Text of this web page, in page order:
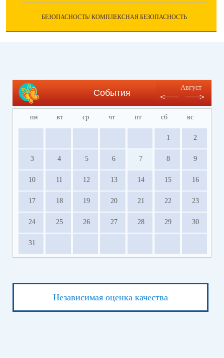
БЕЗОПАСНОСТЬ/ КОМПЛЕКСНАЯ БЕЗОПАСНОСТЬ
События
Август
пн вт ср чт пт сб вс
1 2
3 4 5 6 7 8 9
10 11 12 13 14 15 16
17 18 19 20 21 22 23
24 25 26 27 28 29 30
31
Независимая оценка качества